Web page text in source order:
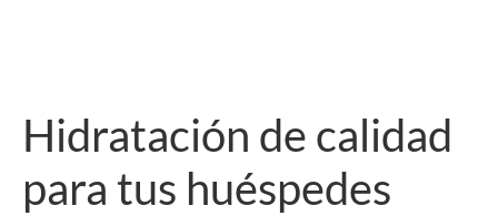
Hidratación de calidad
para tus huéspedes